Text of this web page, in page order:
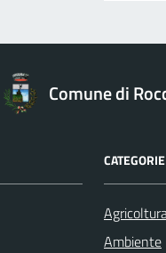
Comune di
Ambiente